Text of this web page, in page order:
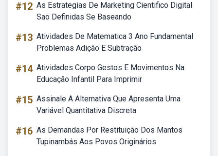
#12 As Estrategias De Marketing Cientifico Digital
Sao Definidas Se Baseando
#13 Atividades De Matematica 3 Ano Fundamental
Problemas Adição E Subtração
#14 Atividades Corpo Gestos E Movimentos Na
Educação Infantil Para Imprimir
#15 Assinale A Alternativa Que Apresenta Uma
Variável Quantitativa Discreta
#16 As Demandas Por Restituição Dos Mantos
Tupinambás Aos Povos Originários